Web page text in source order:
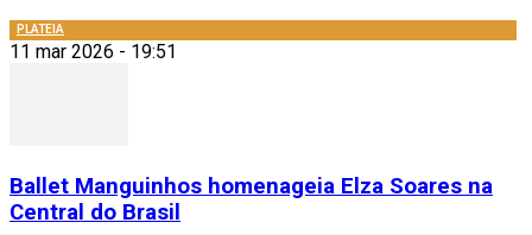
PLATEIA
11 mar 2026 - 19:51
Ballet Manguinhos homenageia Elza Soares na
Central do Brasil